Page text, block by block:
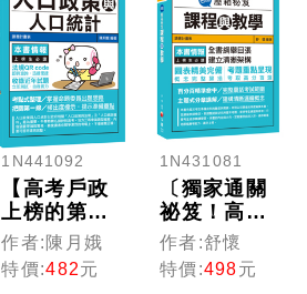
1N441092
【高考戶政
上榜的第一
選擇】人口
政策與人口
統計[高普
作者:陳月娥
特價:482元
1N431081
〔獨家通關
祕笈！高分
首選！〕名
師壓箱秘
笈--課程與
作者:舒懷
特價:498元